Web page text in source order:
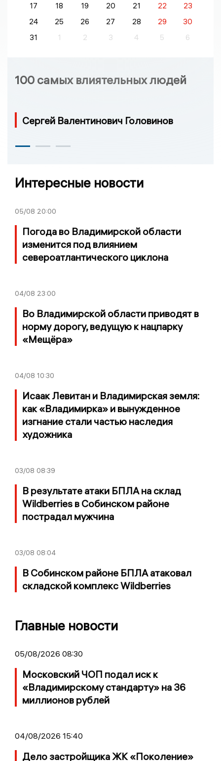
17
18 19 20 21 22
23
24
25 26 27 28 29
30
31
1 2 3 4 5 6
100 самых влиятельных людей
Сергей Валентинович Головинов
Интересные новости
05/08 20:00
Погода во Владимирской области
изменится под влиянием
североатлантического циклона
04/08 23:00
Во Владимирской области приводят в
норму дорогу, ведущую к нацпарку
«Мещёра»
04/08 10:30
Исаак Левитан и Владимирская земля:
как «Владимирка» и вынужденное
изгнание стали частью наследия
художника
03/08 08:39
В результате атаки БПЛА на склад
Wildberries в Собинском районе
пострадал мужчина
03/08 08:04
В Собинском районе БПЛА атаковал
складской комплекс Wildberries
Главные новости
05/08/2026 08:30
Московский ЧОП подал иск к
«Владимирскому стандарту» на 36
миллионов рублей
04/08/2026 15:40
Дело застройщика ЖК «Поколение»